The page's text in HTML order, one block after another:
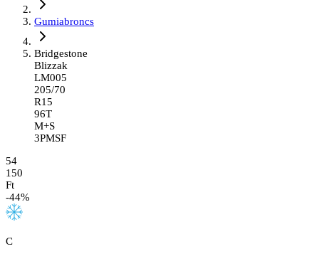
Gumiabroncs
Bridgestone
Blizzak
LM005
205/70
R15
96T
M+S
3PMSF
54
150
Ft
-44%
C